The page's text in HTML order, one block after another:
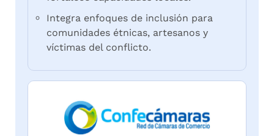
Integra enfoques de inclusión para
comunidades étnicas, artesanos y
víctimas del conflicto.